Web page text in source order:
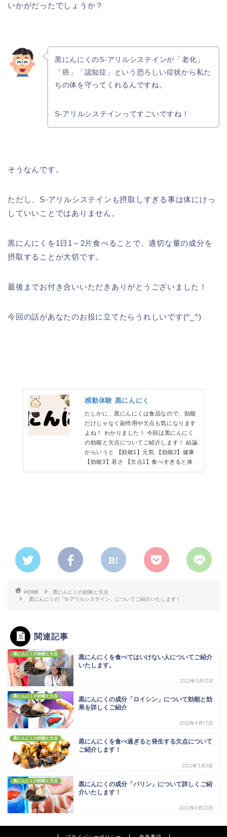
いかがだったでしょうか？
黒にんにくのS-アリルシステインが「老化」
「癌」「認知症」という恐ろしい症状から私た
ちの体を守ってくれるんですね。
S-アリルシステインってすごいですね！
そうなんです。
ただし、S-アリルシステインも摂取しすぎる事は体にけっ
していいことではありません。
黒にんにくを1日1～2片食べることで、適切な量の成分を
摂取することが大切です。
最後までお付き合いいただきありがとうございました！
今回の話があなたのお役に立てたらうれしいです(^_^)
感動体験 黒にんにく
たしかに、黒にんにくは食品なので、効能
だけじゃなく副作用や欠点も気になります
よね！ わかりました！ 今回は黒にんにく
の効能と欠点についてご紹介します！ 結論
からいうと 【効能1】元気 【効能2】健康
【効能3】若さ 【欠点1】食べすぎると体
HOME
黒にんにくの効能と欠点
黒にんにくの「S-アリルシステイン」についてご紹介いたします！
関連記事
黒にんにくの効能と欠点
黒にんにくを食べてはいけない人についてご紹介
いたします。
2022年5月12日
黒にんにくの効能と欠点
黒にんにくの成分「ロイシン」について効能と効
果を詳しくご紹介
2022年4月17日
黒にんにくの効能と欠点
黒にんにくを食べ過ぎると発生する欠点について
ご紹介します！
2022年5月6日
黒にんにくの効能と欠点
黒にんにくの成分「バリン」について詳しくご紹
介いたします！
2022年4月22日